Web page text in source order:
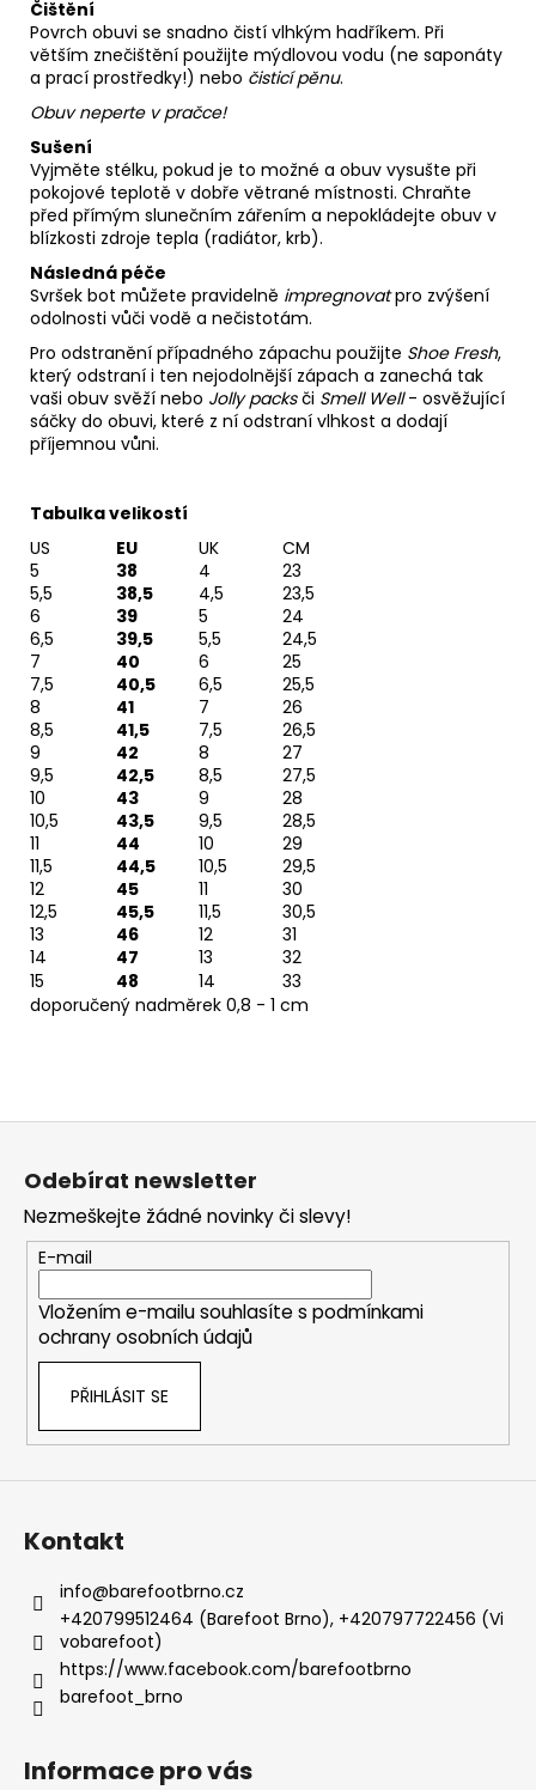
Čištění
Povrch obuvi se snadno čistí vlhkým hadříkem. Při
větším znečištění použijte mýdlovou vodu (ne saponáty
a prací prostředky!) nebo čisticí pěnu.
Obuv neperte v pračce!
Sušení
Vyjměte stélku, pokud je to možné a obuv vysušte při
pokojové teplotě v dobře větrané místnosti. Chraňte
před přímým slunečním zářením a nepokládejte obuv v
blízkosti zdroje tepla (radiátor, krb).
Následná péče
Svršek bot můžete pravidelně impregnovatpro zvýšení
odolnosti vůči vodě a nečistotám.
Pro odstranění případného zápachu použijte Shoe Fresh,
který odstraní i ten nejodolnější zápach a zanechá tak
vaši obuv svěží nebo Jolly packs či Smell Well- osvěžující
sáčky do obuvi, které z ní odstraní vlhkost a dodají
příjemnou vůni.
Tabulka velikostí
US
EU UK
CM
5
38 4
23
5,5
38,5 4,5
23,5
6
39 5
24
6,5
39,5 5,5
24,5
7
40 6
25
7,5
40,5 6,5
25,5
8
41 7
26
8,5
41,5 7,5
26,5
9
42 8
27
9,5
42,5 8,5
27,5
10
43 9
28
10,5
43,5 9,5
28,5
11
44 10
29
11,5
44,5 10,5
29,5
12
45 11
30
12,5
45,5 11,5
30,5
13
46 12
31
14
47 13
32
15
48 14
33
doporučený nadměrek 0,8 - 1 cm
Z
Odebírat newsletter
Nezmeškejte žádné novinky či slevy!
E-mail
Vložením e-mailu souhlasíte s podmínkami
ochrany osobních údajů
PŘIHLÁSIT SE
Kontakt
info@barefootbrno.cz
+420799512464 (Barefoot Brno), +420797722456 (Vi
vobarefoot)
https://www.facebook.com/barefootbrno
barefoot_brno
Informace pro vás